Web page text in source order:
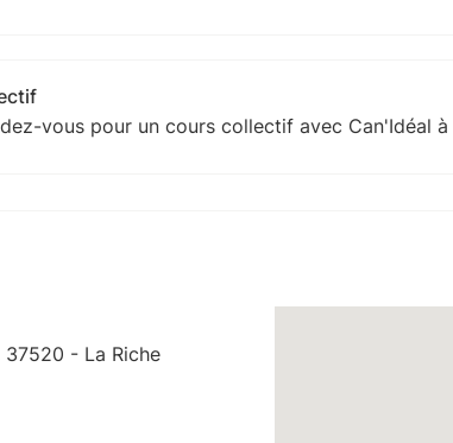
vous pour un cours collectif avec Can'Idéal à
37520 - La Riche